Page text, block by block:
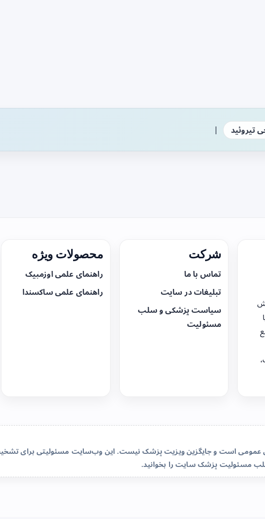
تیروئید |
شرکت
تماس با ما
تبلیغات در سایت
سیاست پزشکی و سلب
مسئولیت
محصولات ویژه
راهنمای علمی اوزمپیک
راهنمای علمی ساکسندا
عمومی است و جایگزین ویزیت پزشک نیست. این وب‌سایت مسئولیتی برای تشخیص
مسئولیت پزشک سایترا بخوانید.